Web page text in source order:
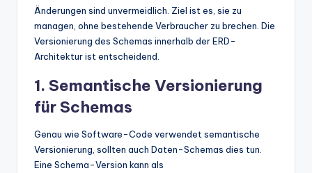
Änderungen sind unvermeidlich. Ziel ist es, sie zu
managen, ohne bestehende Verbraucher zu brechen. Die
Versionierung des Schemas innerhalb der ERD-
Architektur ist entscheidend.
1. Semantische Versionierung
für Schemas
Genau wie Software-Code verwendet semantische
Versionierung, sollten auch Daten-Schemas dies tun.
Eine Schema-Version kann als